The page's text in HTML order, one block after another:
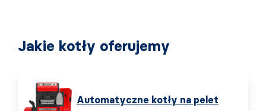
Jakie kotły oferujemy
Automatyczne kotły na pelet